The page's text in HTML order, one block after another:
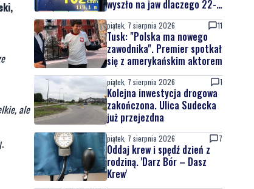
ale
wyszło na jaw dlaczego 22-
latek uciekał
piątek, 7 sierpnia 2026 11
Tusk: "Polska ma nowego
zawodnika". Premier spotkał
się z amerykańskim aktorem
piątek, 7 sierpnia 2026 1
Kolejna inwestycja drogowa
zakończona. Ulica Sudecka
już przejezdna
piątek, 7 sierpnia 2026 7
Oddaj krew i spędź dzień z
rodziną. 'Darz Bór – Dasz
Krew'